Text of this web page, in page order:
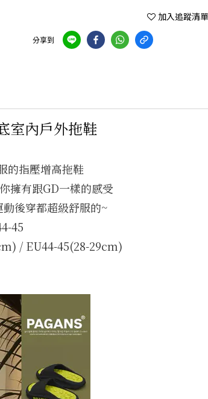
加入追蹤清單
分享到
室內戶外拖鞋
的指壓增高拖鞋
擁有跟GD一樣的感受
後穿都超級舒服的~
45
/ EU44-45(28-29cm)